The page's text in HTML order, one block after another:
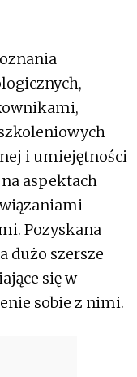
i umiejętności
aspektach
Pozyskana
dużo szersze
się w
sobie z nimi.